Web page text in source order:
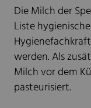
Die Milch der
Liste
werden. Als
Milch vor dem
pasteurisiert.